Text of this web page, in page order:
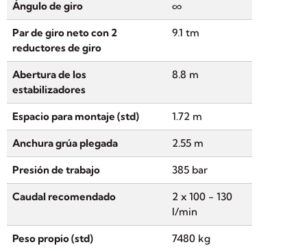
Ángulo de giro ∞
Par de giro neto con 2
reductores de giro
9.1 tm
Abertura de los
estabilizadores
8.8 m
Espacio para montaje (std) 1.72 m
Anchura grúa plegada 2.55 m
Presión de trabajo 385 bar
Caudal recomendado
2 x 100 - 130
l/min
Peso propio (std) 7480 kg